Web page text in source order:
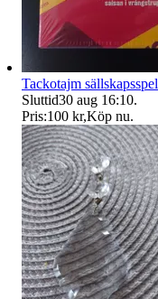
Tackotajm
Sluttid30 aug 16:10.
Pris:100 kr,Köp nu.